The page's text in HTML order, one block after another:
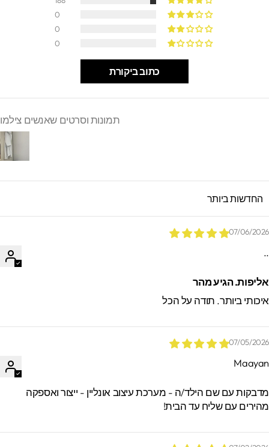
הזמנות.
0
0
0
כתוב ביקורת
תמונות וסרטים שאנשים צילמו
SORT
07/06/
הגיע מהר
ביותר. תודה על הכל
07/05/
עם שם הילד/ה - מערכת עיצוב אונליין - ייצור ואספקה
עם שליח עד הבית!